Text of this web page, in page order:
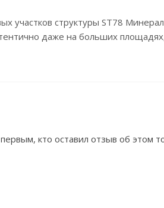
участков структуры ST78
даже на больших
кто оставил отзыв об этом